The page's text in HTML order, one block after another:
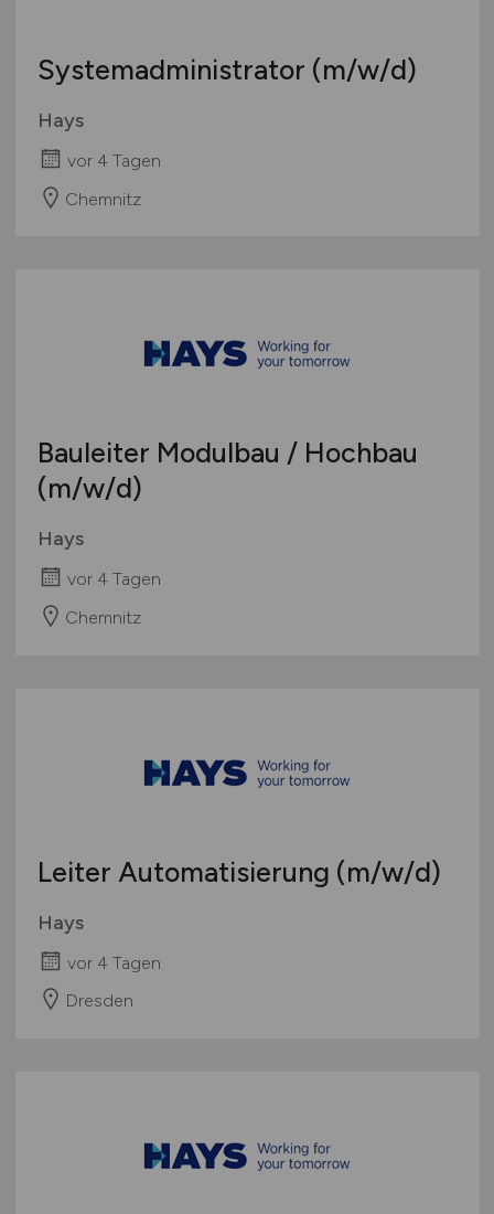
Systemadministrator (m/w/d)
Hays
vor 4 Tagen
Chemnitz
Bauleiter Modulbau / Hochbau
(m/w/d)
Hays
vor 4 Tagen
Chemnitz
Leiter Automatisierung (m/w/d)
Hays
vor 4 Tagen
Dresden